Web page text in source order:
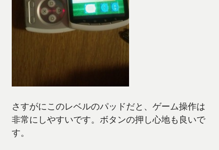
さすがにこのレベルのパッドだと、ゲーム操作は
非常にしやすいです。ボタンの押し心地も良いで
す。